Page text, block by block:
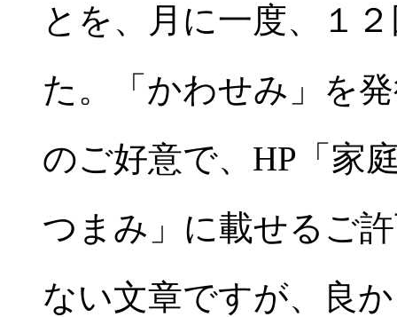
とを、月に一度、１
た。「かわせみ」を
のご好意で、HP「家
つまみ」に載せるご
ない文章ですが、良